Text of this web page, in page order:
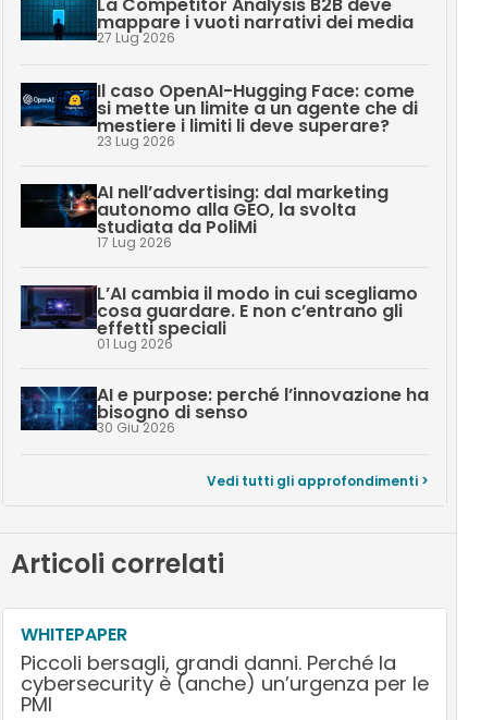
La Competitor Analysis B2B deve
mappare i vuoti narrativi dei media
27 Lug 2026
Il caso OpenAI-Hugging Face: come
si mette un limite a un agente che di
mestiere i limiti li deve superare?
23 Lug 2026
AI nell’advertising: dal marketing
autonomo alla GEO, la svolta
studiata da PoliMi
17 Lug 2026
L’AI cambia il modo in cui scegliamo
cosa guardare. E non c’entrano gli
effetti speciali
01 Lug 2026
AI e purpose: perché l’innovazione ha
bisogno di senso
30 Giu 2026
Vedi tutti gli approfondimenti >
Articoli correlati
WHITEPAPER
Piccoli bersagli, grandi danni. Perché la
cybersecurity è (anche) un’urgenza per le
PMI